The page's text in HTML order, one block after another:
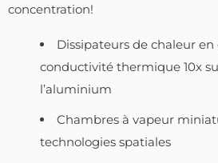
concentration!
Dissipateurs de chaleur
conductivité thermique 10x
l’aluminium
Chambres à vapeur
technologies spatiales